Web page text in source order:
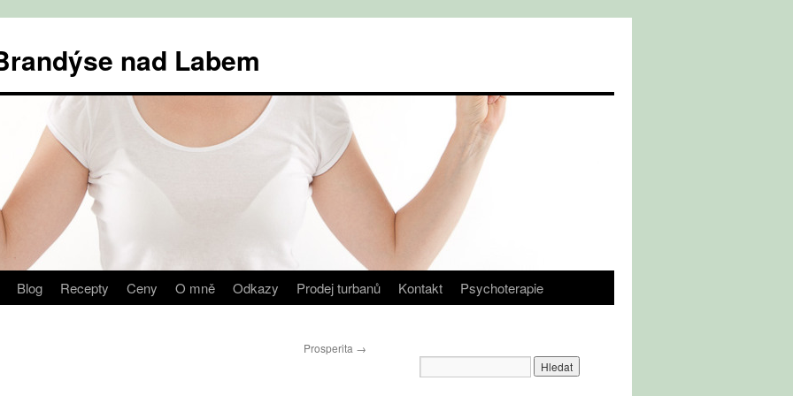
nad Labem
Blog Recepty Ceny O mně Odkazy Prodej turbanů Kontakt Psychoterapie
Prosperita →